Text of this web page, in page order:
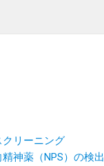
クリーニング
神薬（NPS）の検出